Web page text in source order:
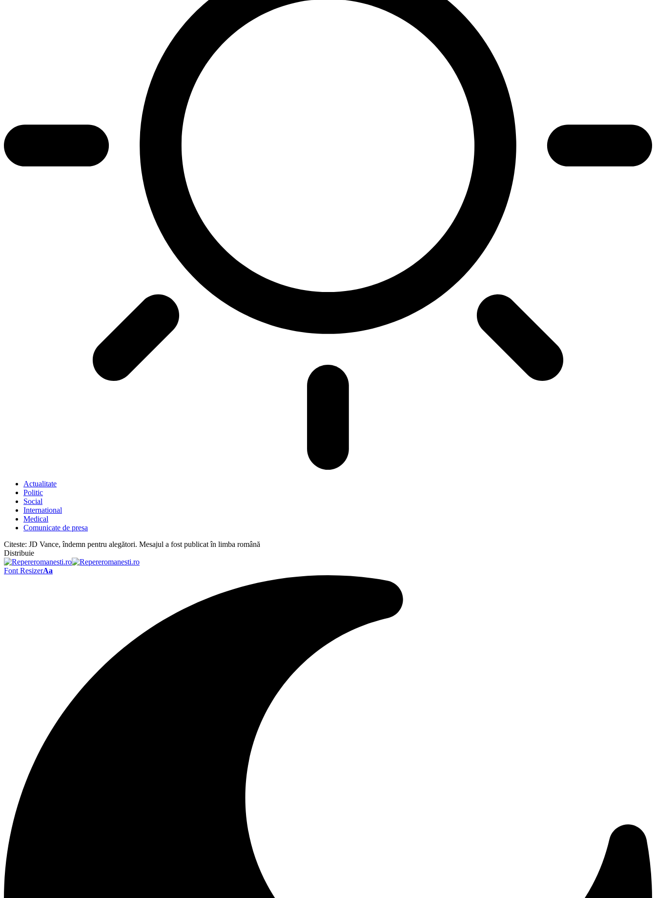
Actualitate
Politic
Social
International
Medical
Comunicate de presa
Citeste: JD Vance, îndemn pentru alegători. Mesajul a fost publicat în limba română
Distribuie
Font ResizerAa